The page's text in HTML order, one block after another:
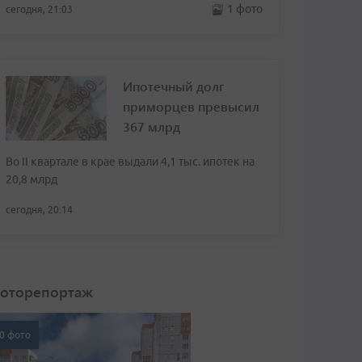
сегодня, 21:03 1 фото
Ипотечный долг
приморцев превысил
367 млрд
Во II квартале в крае выдали 4,1 тыс. ипотек на
20,8 млрд
сегодня, 20:14
фото